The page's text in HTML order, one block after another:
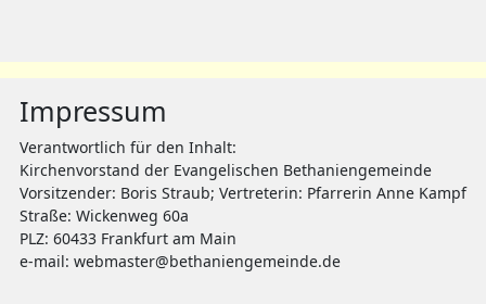
Impressum
Verantwortlich für den Inhalt:
Kirchenvorstand der Evangelischen Bethaniengemeinde
Vorsitzender: Boris Straub; Vertreterin: Pfarrerin Anne Kampf
Straße: Wickenweg 60a
PLZ: 60433 Frankfurt am Main
e-mail: webmaster@bethaniengemeinde.de